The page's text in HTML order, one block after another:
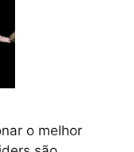
o melhor